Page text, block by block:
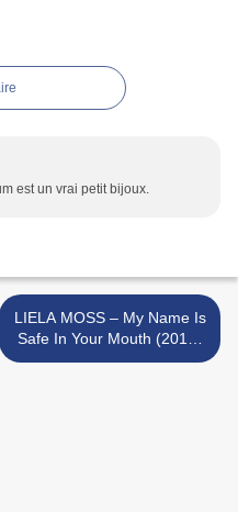
est un vrai petit bijoux.
LIELA MOSS – My Name Is
Safe In Your Mouth (2018)
>